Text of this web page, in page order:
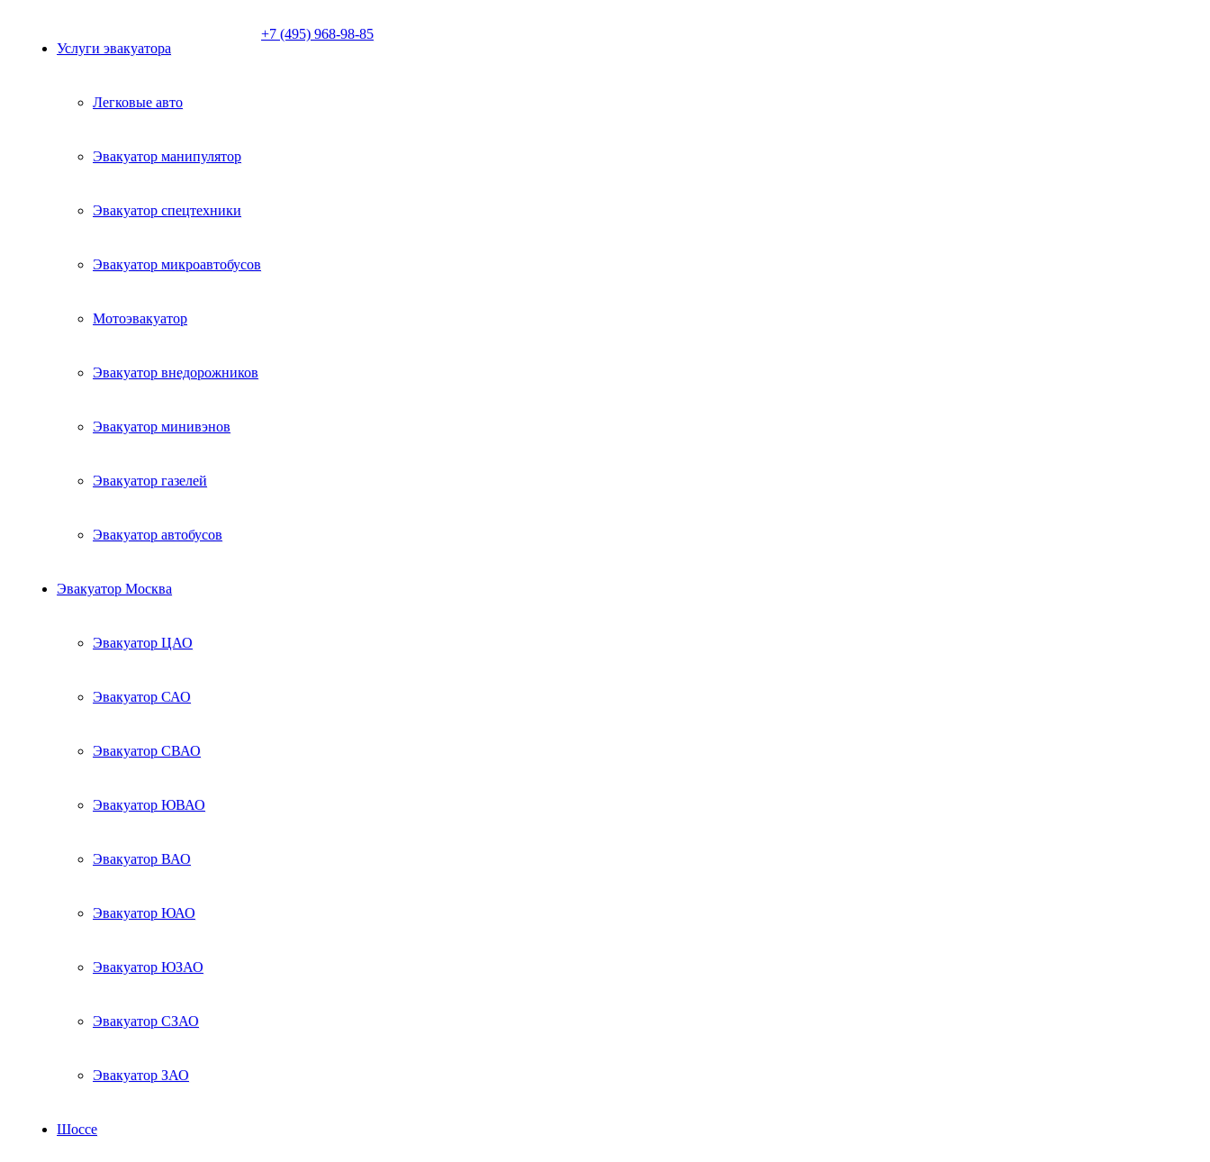
Услуги эвакуатора
Легковые авто
Эвакуатор манипулятор
Эвакуатор спецтехники
Эвакуатор микроавтобусов
Мотоэвакуатор
Эвакуатор внедорожников
Эвакуатор минивэнов
Эвакуатор газелей
Эвакуатор автобусов
Эвакуатор Москва
Эвакуатор ЦАО
Эвакуатор САО
Эвакуатор СВАО
Эвакуатор ЮВАО
Эвакуатор ВАО
Эвакуатор ЮАО
Эвакуатор ЮЗАО
Эвакуатор СЗАО
Эвакуатор ЗАО
Шоссе
+7 (495) 968-98-85